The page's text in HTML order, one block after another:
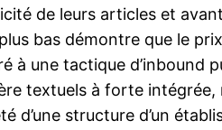
de leurs articles et
bas démontre que le
à une tactique d’inbound
textuels à forte
d’une structure d’un